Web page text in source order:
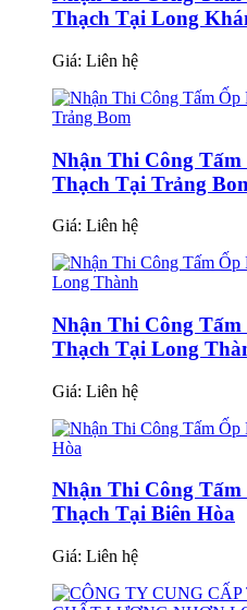
Thạch Tại Long
Giá: Liên hệ
Nhận Thi Công
Thạch Tại Trảng
Giá: Liên hệ
Nhận Thi Công
Thạch Tại Long
Giá: Liên hệ
Nhận Thi Công
Thạch Tại Biên Hòa
Giá: Liên hệ